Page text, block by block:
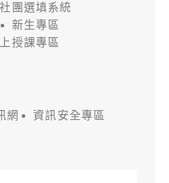
社團選填系統
新生專區
授課專區
網
資訊安全專區